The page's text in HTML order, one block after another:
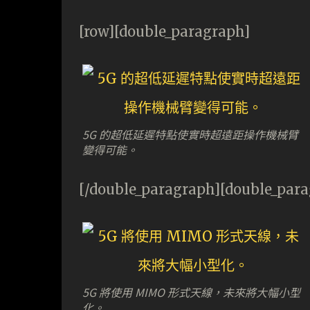
[row][double_paragraph]
5G 的超低延遲特點使實時超遠距操作機械臂
變得可能。
[/
5G 將使用 MIMO 形式天線，未來將大幅小型